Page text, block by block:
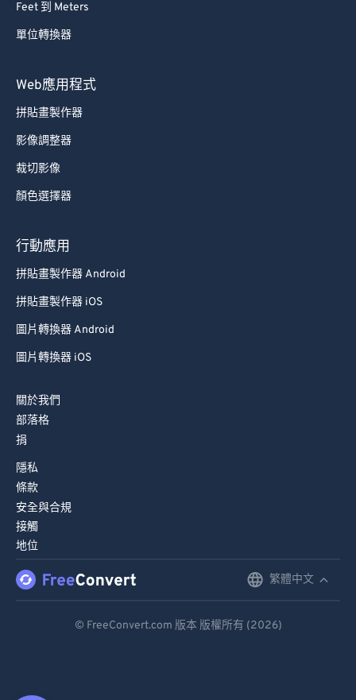
Feet 到 Meters
單位轉換器
Web應用程式
拼貼畫製作器
影像調整器
裁切影像
顏色選擇器
行動應用
拼貼畫製作器 Android
拼貼畫製作器 iOS
圖片轉換器 Android
圖片轉換器 iOS
關於我們
部落格
捐
隱私
條款
安全與合規
接觸
地位
繁體中文
© FreeConvert.com 版本 版權所有 (2026)